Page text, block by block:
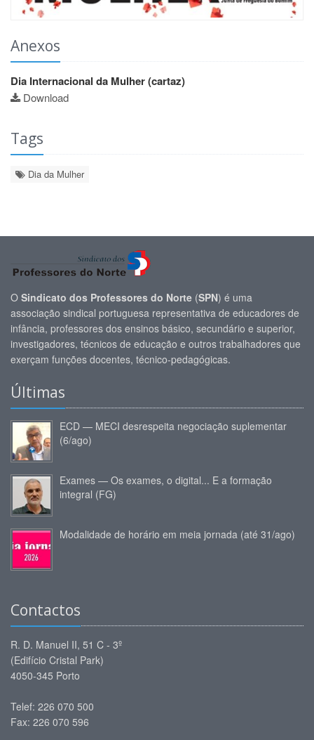
Anexos
Dia Internacional da Mulher (cartaz)
Download
Tags
Dia da Mulher
O Sindicato dos Professores do Norte (SPN) é uma
associação sindical portuguesa representativa de educadores de
infância, professores dos ensinos básico, secundário e superior,
investigadores, técnicos de educação e outros trabalhadores que
exerçam funções docentes, técnico-pedagógicas.
Últimas
ECD — MECI desrespeita negociação suplementar
(6/ago)
Exames — Os exames, o digital... E a formação
integral (FG)
Modalidade de horário em meia jornada (até 31/ago)
Contactos
R. D. Manuel II, 51 C - 3º
(Edifício Cristal Park)
4050-345 Porto
Telef: 226 070 500
Fax: 226 070 596